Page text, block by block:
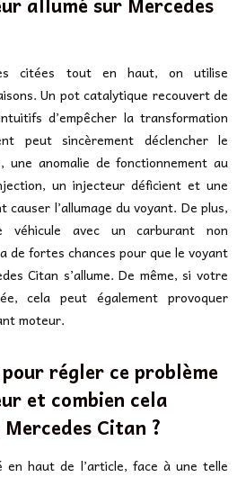
citées tout en haut, on utilise
Un pot catalytique recouvert de
d’empêcher la transformation
peut sincèrement déclencher le
une anomalie de fonctionnement au
un injecteur déficient et une
causer l’allumage du voyant. De plus,
véhicule avec un carburant non
de fortes chances pour que le voyant
Citan s’allume. De même, si votre
cela peut également provoquer
moteur.
régler ce problème
et combien cela
Citan ?
en haut de l’article, face à une telle